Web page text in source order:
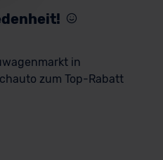
in
zum Top-Rabatt